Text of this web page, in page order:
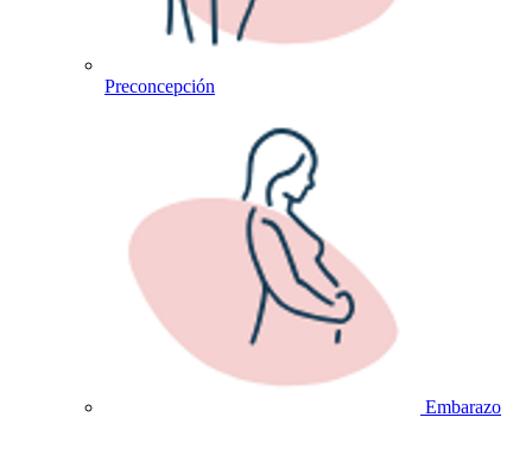
Preconcepción
Embarazo